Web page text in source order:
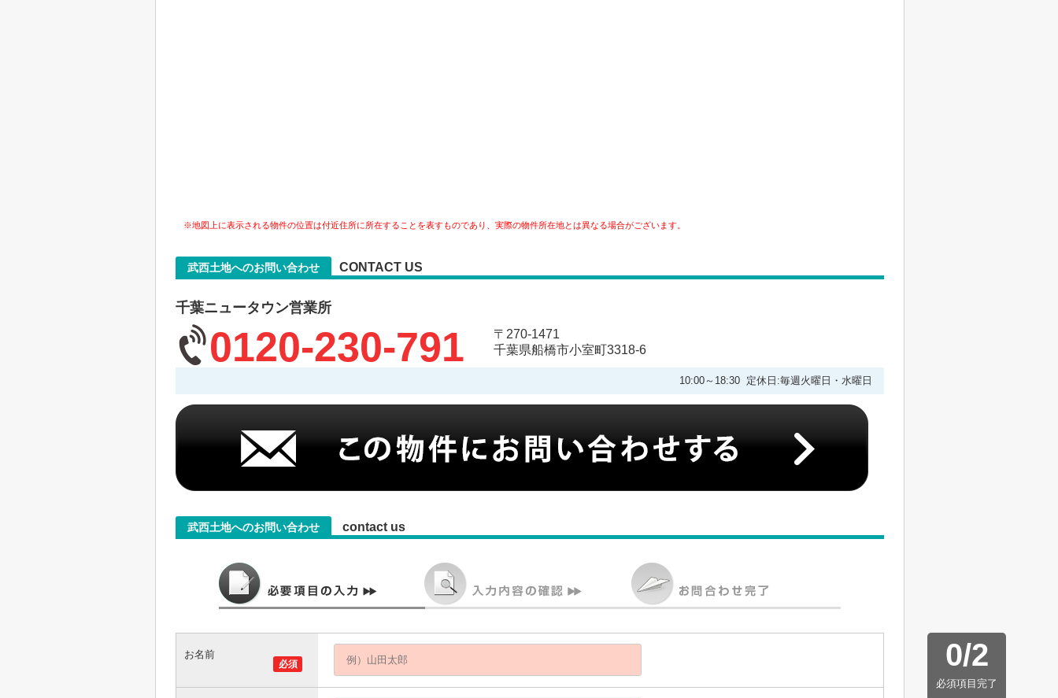
※地図上に表示される物件の位置は付近住所に所在することを表すものであり、実際の物件所在地とは異なる場合がございます。
武西土地へのお問い合わせ CONTACT US
千葉ニュータウン営業所
0120-230-791
〒270-1471
千葉県船橋市小室町3318-6
10:00～18:30 定休日:毎週火曜日・水曜日
武西土地へのお問い合わせ contact us
0/2
必須項目完了
必須
お名前